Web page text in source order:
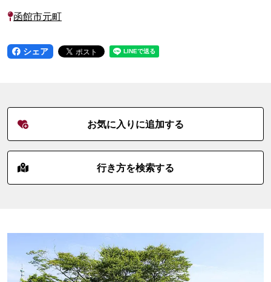
函館市元町
シェア
お気に入りに追加する
行き方を検索する